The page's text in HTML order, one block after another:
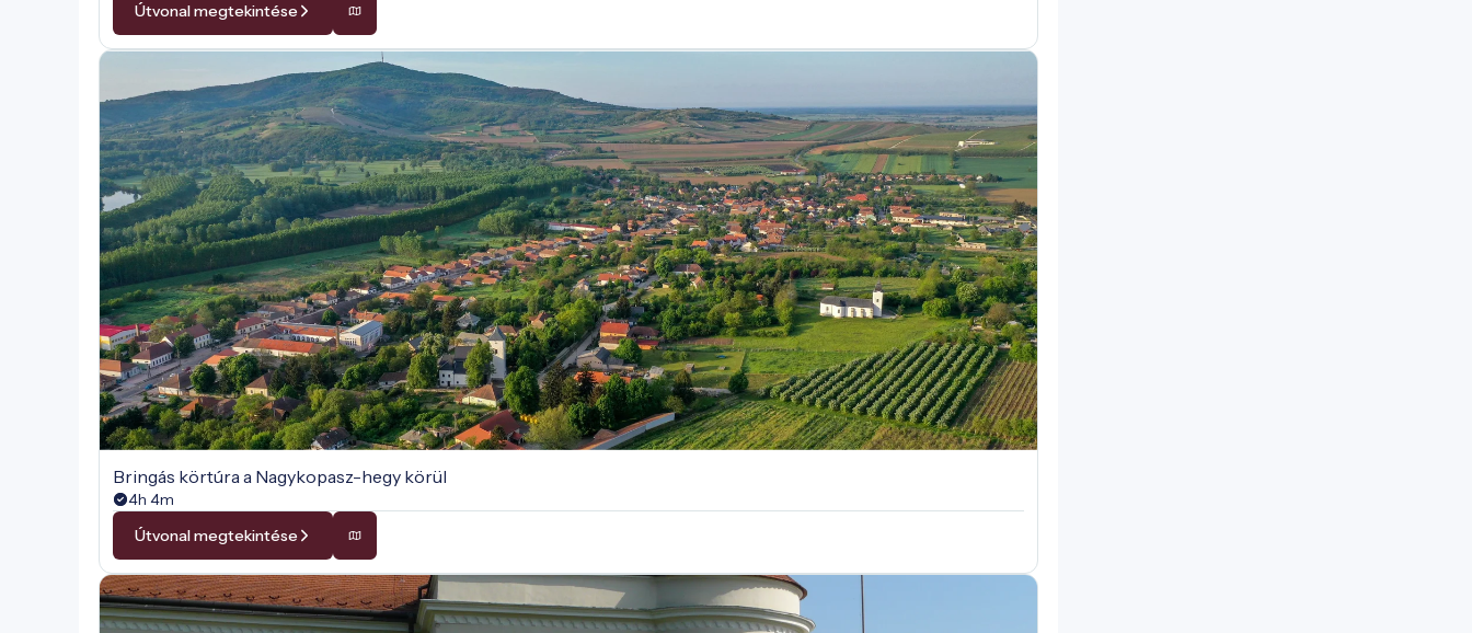
Útvonal megtekintése
Bringás körtúra a Nagykopasz-hegy körül
4h 4m
Útvonal megtekintése